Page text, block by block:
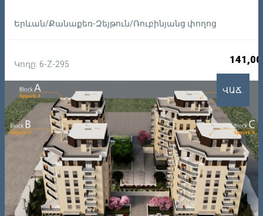
Երևան/Քանաքեռ-Զեյթուն/Ռուբինյանց փողոց
Կոդը: 6-Z-295
ՎԱՃ.